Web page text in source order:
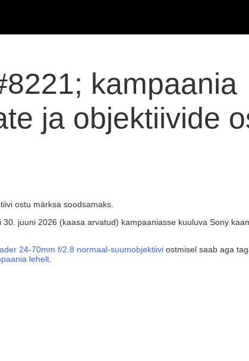
kampaania
ja objektiivide
ostu märksa soodsamaks.
juuni 2026 (kaasa arvatud) kampaaniasse kuuluva Sony
24-70mm f/2.8 normaal-suumobjektiivi ostmisel saab aga
lehelt